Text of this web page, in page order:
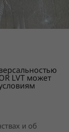
LVT может
и об